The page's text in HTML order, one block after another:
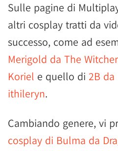
Sulle pagine di
altri cosplay tratti da
successo, come ad
Merigold da The
Koriel e quello di 2B da
ithileryn.
Cambiando genere, vi
cosplay di Bulma da